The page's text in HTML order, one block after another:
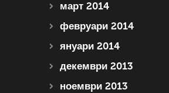
март 2014
февруари 2014
януари 2014
декември 2013
ноември 2013